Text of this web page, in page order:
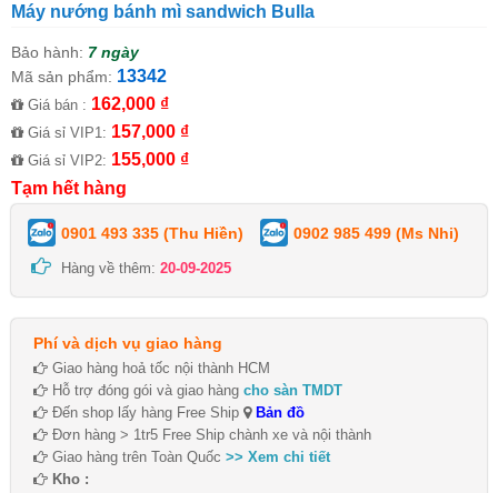
Máy nướng bánh mì sandwich Bulla
Bảo hành: 7 ngày
Mã sản phẩm: 13342
Giá bán : 162,000 ₫
Giá sỉ VIP1: 157,000 ₫
Giá sỉ VIP2: 155,000 ₫
Tạm hết hàng
0901 493 335 (Thu Hiền) 0902 985 499 (Ms Nhi)
Hàng về thêm: 20-09-2025
Phí và dịch vụ giao hàng
Giao hàng hoả tốc nội thành HCM
Hỗ trợ đóng gói và giao hàng cho sàn TMDT
Đến shop lấy hàng Free Ship
Bản đồ
Đơn hàng > 1tr5 Free Ship chành xe và nội thành
Giao hàng trên Toàn Quốc >> Xem chi tiết
Kho :